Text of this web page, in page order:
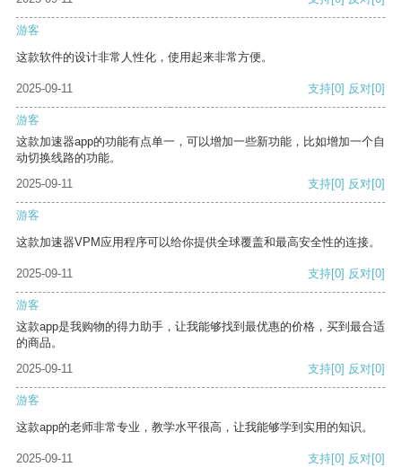
游客
这款软件的设计非常人性化，使用起来非常方便。
2025-09-11 支持[0] 反对[0]
游客
这款加速器app的功能有点单一，可以增加一些新功能，比如增加一个自
动切换线路的功能。
2025-09-11
支持[0] 反对[0]
游客
这款加速器VPM应用程序可以给你提供全球覆盖和最高安全性的连接。
2025-09-11 支持[0] 反对[0]
游客
这款app是我购物的得力助手，让我能够找到最优惠的价格，买到最合适
的商品。
2025-09-11
支持[0] 反对[0]
游客
这款app的老师非常专业，教学水平很高，让我能够学到实用的知识。
2025-09-11 支持[0] 反对[0]